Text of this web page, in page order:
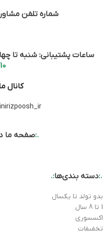
شماره تلفن
ساعات پشتیبانی: شنبه تا
10
کانال
.:صفحه ما
.:دسته بندی‌ها:.
بدو تولد تا یکسال
1 تا 8 سال
اکسسوری
تخفیفات